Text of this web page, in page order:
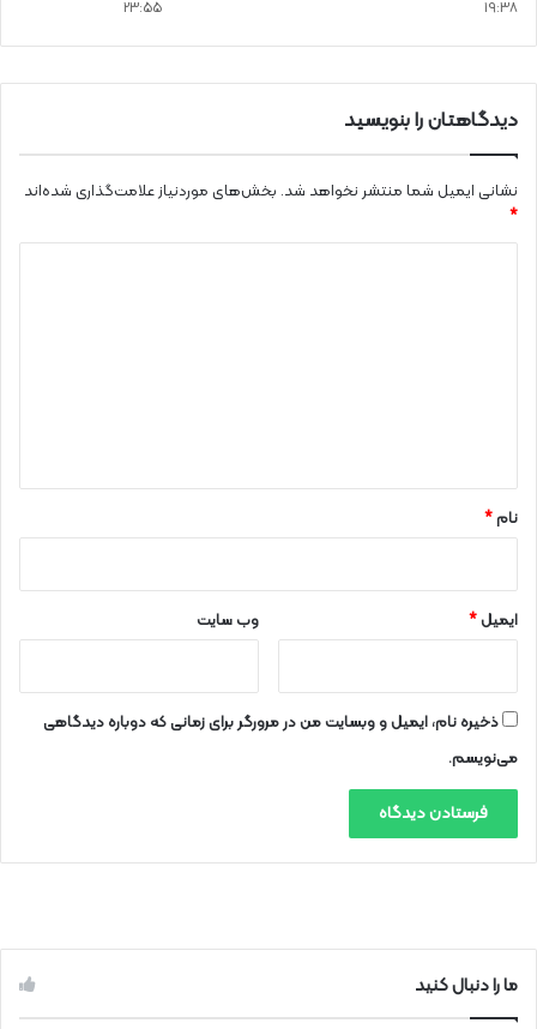
19:38
23:55
دیدگاهتان را بنویسید
نشانی ایمیل شما منتشر نخواهد شد. بخش‌های موردنیاز علامت‌گذاری شده‌اند
*
نام*
ایمیل* وب‌ سایت
ذخیره نام، ایمیل و وبسایت من در مرورگر برای زمانی که دوباره دیدگاهی
می‌نویسم.
ما را دنبال کنید